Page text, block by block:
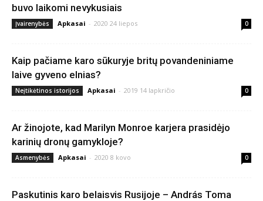
buvo laikomi nevykusiais
Įvairenybės Apkasai - 2020 24 liepos 0
Kaip pačiame karo sūkuryje britų povandeniniame
laive gyveno elnias?
Neįtikėtinos istorijos Apkasai - 2019 14 lapkričio 0
Ar žinojote, kad Marilyn Monroe karjera prasidėjo
karinių dronų gamykloje?
Asmenybės Apkasai - 2020 8 kovo 0
Paskutinis karo belaisvis Rusijoje – András Toma